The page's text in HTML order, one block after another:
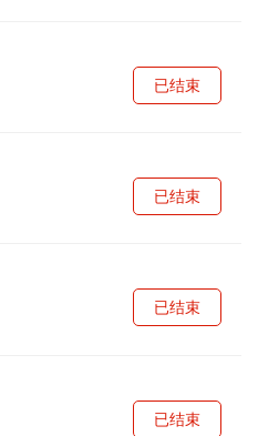
已结束
已结束
已结束
已结束